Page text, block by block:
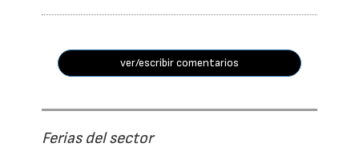
ver/escribir comentarios
Ferias del sector